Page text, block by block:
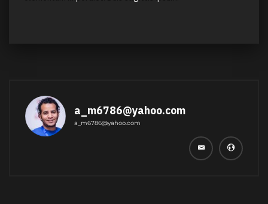
a_m6786@yahoo.com
a_m6786@yahoo.com